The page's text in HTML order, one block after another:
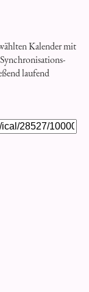
Kalender mit
laufend